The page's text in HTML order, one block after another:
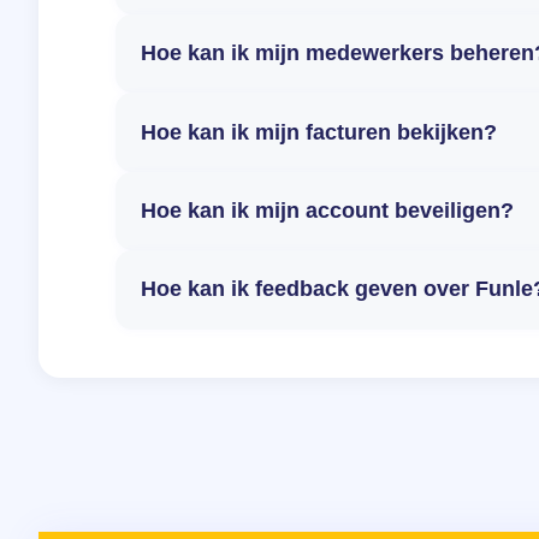
Hoe kan ik mijn medewerkers
Hoe kan ik mijn facturen bekijken?
Hoe kan ik mijn account beveiligen?
Hoe kan ik feedback geven over